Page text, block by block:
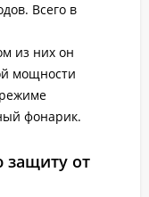
Всего в
из них он
мощности
фонарик.
защиту от